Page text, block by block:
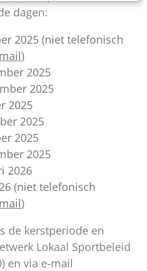
dagen:
2025 (niet telefonisch
mail)
2025
2025
2025
2025
2025
2025
2026
(niet telefonisch
mail)
de kerstperiode en
Lokaal Sportbeleid
en via e-mail